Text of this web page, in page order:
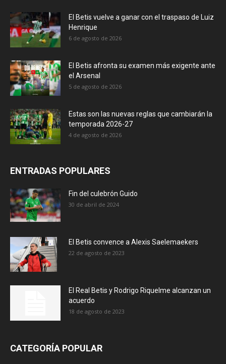
El Betis vuelve a ganar con el traspaso de Luiz
Henrique
6 de agosto de 2026
El Betis afronta su examen más exigente ante
el Arsenal
5 de agosto de 2026
Estas son las nuevas reglas que cambiarán la
temporada 2026-27
4 de agosto de 2026
ENTRADAS POPULARES
Fin del culebrón Guido
30 de abril de 2024
El Betis convence a Alexis Saelemaekers
22 de agosto de 2023
El Real Betis y Rodrigo Riquelme alcanzan un
acuerdo
18 de agosto de 2023
CATEGORÍA POPULAR